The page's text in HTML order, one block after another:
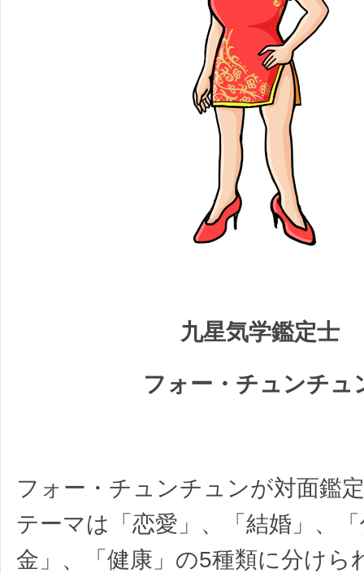
九星気学鑑定士
フォー・チュンチュ
フォー・チュンチュンが対面鑑
テーマは「恋愛」、「結婚」、
金」、「健康」の5種類に分けら